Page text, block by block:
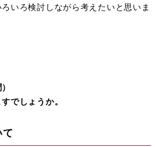
いろ検討しながら考えたいと思いま
でしょうか。